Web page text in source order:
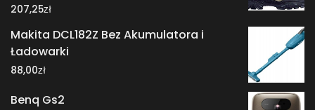
207,25zł
Makita DCL182Z Bez Akumulatora i
Ładowarki
88,00zł
Benq Gs2